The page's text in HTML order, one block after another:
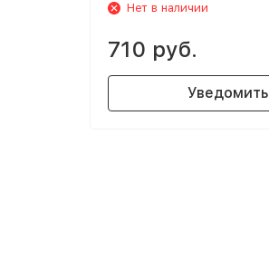
Нет в наличии
710 руб.
Уведомить